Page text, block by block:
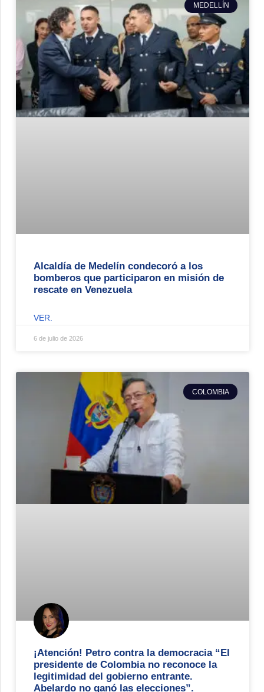
MEDELLÍN
Alcaldía de Medelín condecoró a los
bomberos que participaron en misión de
rescate en Venezuela
VER.
6 de julio de 2026
COLOMBIA
¡Atención! Petro contra la democracia “El
presidente de Colombia no reconoce la
legitimidad del gobierno entrante.
Abelardo no ganó las elecciones”.